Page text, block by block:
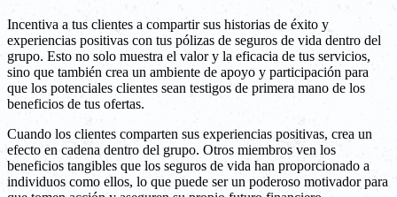
Incentiva a tus clientes a compartir sus historias de éxito y
experiencias positivas con tus pólizas de seguros de vida dentro del
grupo. Esto no solo muestra el valor y la eficacia de tus servicios,
sino que también crea un ambiente de apoyo y participación para
que los potenciales clientes sean testigos de primera mano de los
beneficios de tus ofertas.
Cuando los clientes comparten sus experiencias positivas, crea un
efecto en cadena dentro del grupo. Otros miembros ven los
beneficios tangibles que los seguros de vida han proporcionado a
individuos como ellos, lo que puede ser un poderoso motivador para